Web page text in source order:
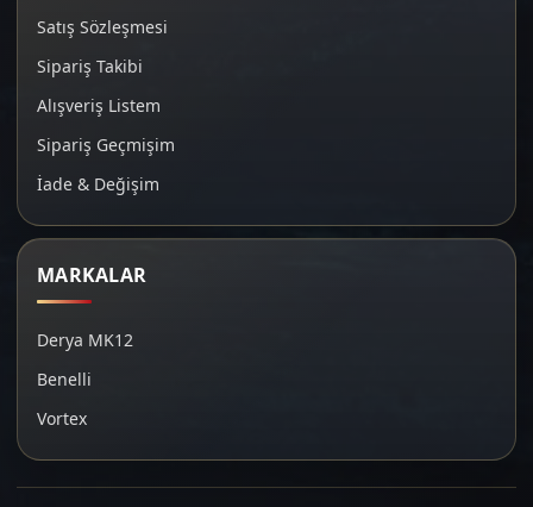
Satış Sözleşmesi
Sipariş Takibi
Alışveriş Listem
Sipariş Geçmişim
İade & Değişim
MARKALAR
Derya MK12
Benelli
Vortex